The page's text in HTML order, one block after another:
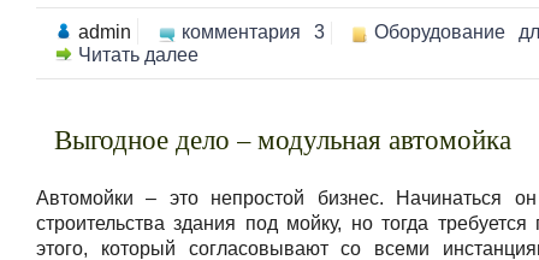
admin комментария 3
Оборудование
Читать далее
Выгодное дело – модульная автомойка
Автомойки – это непростой бизнес. Начинаться
строительства здания под мойку, но тогда требуется
этого, который согласовывают со всеми